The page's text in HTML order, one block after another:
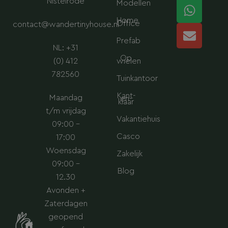
contact@wandertinyhouse.nl
NL: +31
(0) 412
782560
Maandag
t/m vrijdag
09:00 –
17:00
Woensdag
09:00 –
12.30
Avonden +
Zaterdagen
geopend
Modellen
Home
Office
Prefab
Op
wielen
Tuinkantoor
Kant-
en-
klaar
Vakantiehuis
Casco
Zakelijk
Blog
a
g
r
a
e
d
i
n
s
a
p
p
l
o
p
e